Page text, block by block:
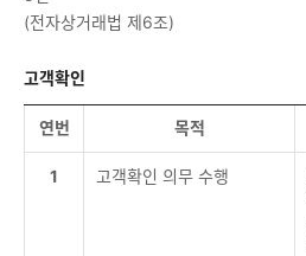
(전자상거래법 제6조)
고객확인
연번 목적
1 고객확인 의무 수행